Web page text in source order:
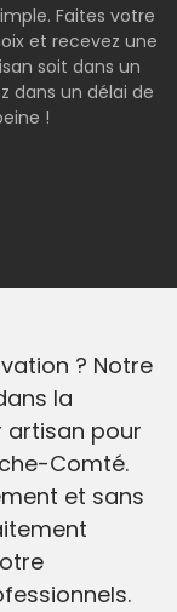
Faites votre
et recevez une
soit dans un
dans un délai de
!
? Notre
la
artisan pour
Comté.
et sans